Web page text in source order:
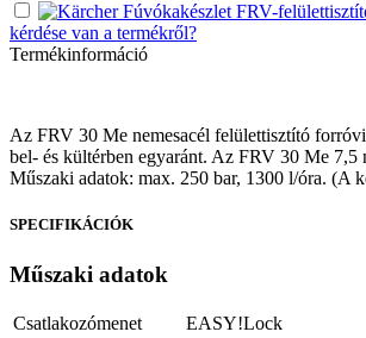
kérdése van a termékről?
Termékinformáció
Az FRV 30 Me nemesacél felülettisztító
bel- és kültérben egyaránt. Az FRV 30 Me 7,5
Műszaki adatok: max. 250 bar, 1300 l/óra. (A
SPECIFIKÁCIÓK
Műszaki adatok
Csatlakozómenet
EASY!Lock